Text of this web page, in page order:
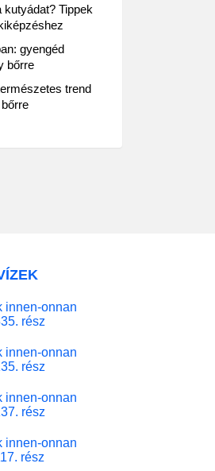
Tippek
gyengéd
bőrre
trend
innen-onnan
rész
innen-onnan
rész
innen-onnan
rész
innen-onnan
rész